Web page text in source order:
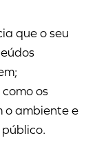
que o seu
os
o ambiente e